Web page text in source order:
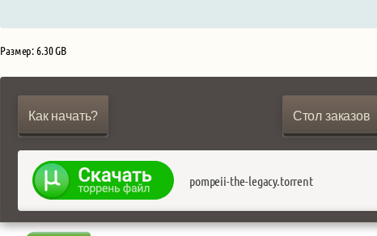
Размер: 6.30 GB
Как начать? Стол заказов
pompeii-the-legacy.torrent